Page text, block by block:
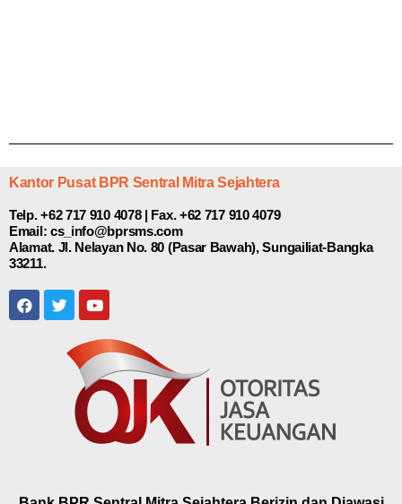
Kantor Pusat BPR Sentral Mitra Sejahtera
Telp. +62 717 910 4078 | Fax. +62 717 910 4079
Email: cs_info@bprsms.com
Alamat. Jl. Nelayan No. 80 (Pasar Bawah), Sungailiat-Bangka
33211.